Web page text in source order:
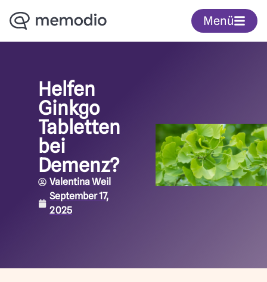
Menü
Helfen
Ginkgo
Tabletten
bei
Demenz?
Valentina Weil
September 17,
2025